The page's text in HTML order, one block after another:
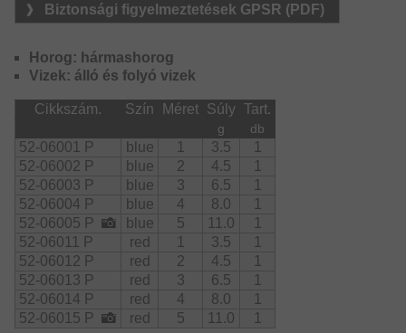
Biztonsági figyelmeztetések GPSR (PDF)
Horog: hármashorog
Vizek: álló és folyó vizek
Cikkszám. Szín Méret Súly Tart.
g db
52-06001 P blue 1 3.5
1
52-06002 P
blue 2 4.5
1
52-06003 P
blue 3 6.5
1
52-06004 P
blue 4 8.0
1
52-06005 P
blue 5 11.0
1
52-06011 P
red 1 3.5
1
52-06012 P
red 2 4.5
1
52-06013 P
red 3 6.5
1
52-06014 P
red 4 8.0
1
52-06015 P
red 5 11.0 1